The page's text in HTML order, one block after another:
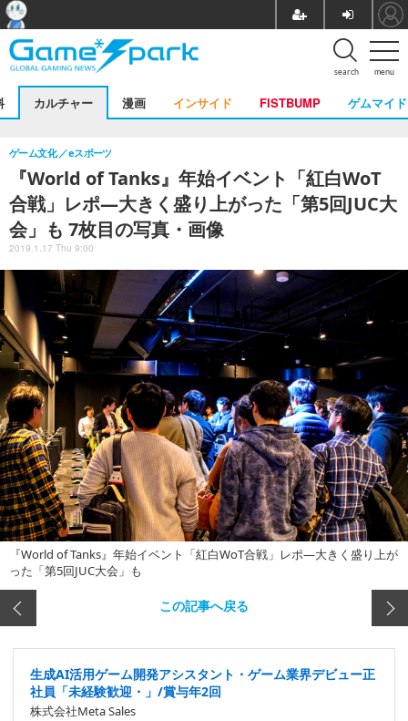
menu
search
カルチャー 漫画 インサイド FISTBUMP ゲムマイド
『World of Tanks』年始イベント「紅白WoT
合戦」レポ―大きく盛り上がった「第5回JUC大
会」も 7枚目の写真・画像
ゲーム文化 eスポーツ
2019.1.17 Thu 9:00
『World of Tanks』年始イベント「紅白WoT合戦」レポ―大きく盛り上が
った「第5回JUC大会」も
この記事へ戻る
生成AI活用ゲーム開発アシスタント・ゲーム業界デビュー正
社員「未経験歓迎・」/賞与年2回
株式会社Meta Sales